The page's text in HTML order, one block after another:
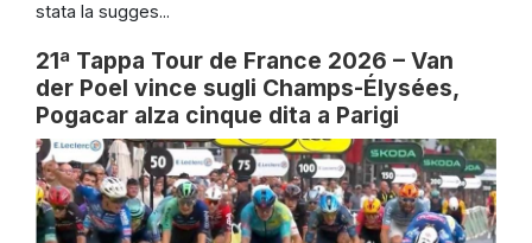
stata la sugges...
21ª Tappa Tour de France 2026 – Van
der Poel vince sugli Champs-Élysées,
Pogacar alza cinque dita a Parigi